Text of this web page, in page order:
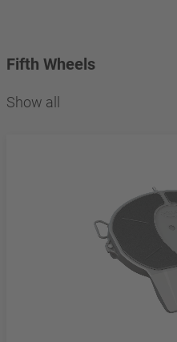
Fifth Wheels
Show all